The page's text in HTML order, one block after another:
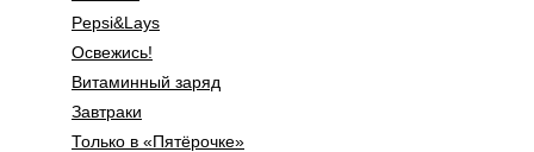
Pepsi&Lays
Освежись!
Витаминный заряд
Завтраки
Только в «Пятёрочке»